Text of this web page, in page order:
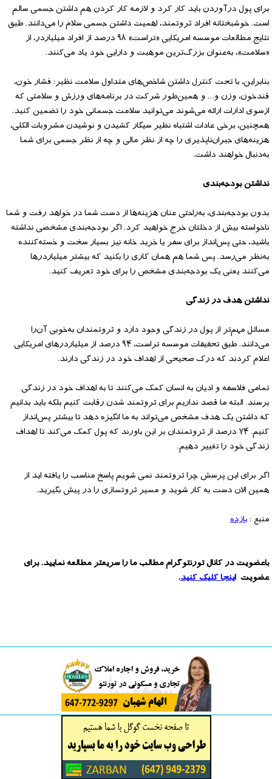
برای پول درآوردن باید کار کرد و لازمه کار کردن هم داشتن جسمی سالم
است. خوشبختانه افراد ثروتمند، اهمیت داشتن جسمی سلام را می‌دانند. طبق
نتایج مطالعات موسسه امریکایی «تراست» ۹۸ درصد از افراد میلیاردر، از
«سلامت»، به‌عنوان بزرگ‌ترین موهبت و دارایی خود یاد می‌کنند.
بنابراین، با تحت کنترل داشتن شاخص‌های متداول سلامت نظیر: فشار خون،
قندخون، وزن و… و همین‌طور شرکت در برنامه‌های ورزش و سلامتی که
ازسوی ادارات ارائه می‌شوند می‌توانید سلامت جسمانی خود را تضمین کنید.
همچنین، برخی عادات اشتباه نظیر سیگار کشیدن و نوشیدن مشروبات الکلی،
هزینه‌های جبران‌ناپذیری را چه از نظر مالی و چه از نظر جسمی برای شما
به‌دنبال خواهند داشت.
نداشتن بودجه‌بندی
بدون بودجه‌بندی، به‌راحتی عنان هزینه‌ها از دست شما در خواهد رفت و شما
ناخواسته بیش از دخلتان خرج خواهید کرد. اگر بودجه‌بندی مشخصی نداشته
باشید، حتی پس‌انداز برای سفر یا خرید خانه نیز بسیار سخت و خسته‌کننده
به‌نظر می‌رسد. پس شما هم همان کاری را بکنید که بیشتر میلیاردرها
می‌کنند یعنی یک بودجه‌بندی مشخص را برای خود تعریف کنید.
نداشتن هدف در زندگی
مسائل مهم‌تر از پول در زندگی وجود دارد و ثروتمندان به‌خوبی آن‌را
می‌دانند. طبق تحقیقات موسسه تراست، ۹۴ درصد از میلیاردرهای امریکایی
اعلام کردند که درک صحیحی از اهداف خود در زندگی دارند.
تمامی فلاسفه و ادیان به انسان کمک می‌کنند تا به اهداف خود در زندگی
برسند. البته ما قصد نداریم برای ثروتمند شدن رقابت کنیم بلکه باید بدانیم
که داشتن یک هدف مشخص می‌تواند به ما انگیزه دهد تا بیشتر پس‌انداز
کنیم. ۷۴ درصد از ثروتمندان بر این باورند که پول کمک می‌کند تا اهداف
زندگی خود را تغییر دهیم.
اگر برای این پرسش چرا ثروتمند نمی شویم پاسخ مناسب را یافته اید از
همین الان دست به کار شوید و مسیر ثروتسازی را در پیش بگیرید.
منبع :بازده
باعضویت در کانال تورنتوگرام مطالب ما را سریعتر مطالعه نمایید. برای
عضویت اینجا کلیک کنید.